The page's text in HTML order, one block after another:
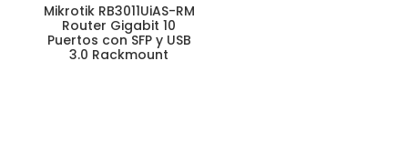
Mikrotik RB3011UiAS-RM
Router Gigabit 10
Puertos con SFP y USB
3.0 Rackmount